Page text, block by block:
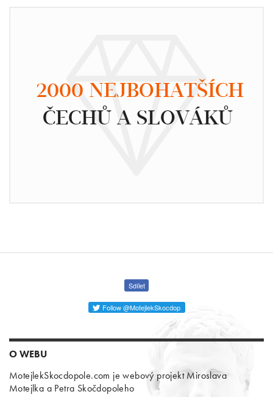
2000 NEJBOHATŠÍCH
ČECHŮ A SLOVÁKŮ
Sdílet
Follow @MotejlekSkocdop
O WEBU
MotejlekSkocdopole.com je webový projekt Miroslava
Motejlka a Petra Skočdopoleho